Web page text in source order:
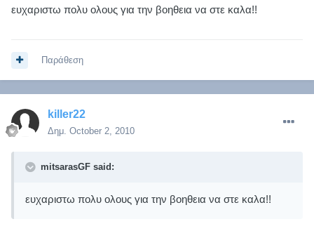
ευχαριστω πολυ ολους για την βοηθεια να στε καλα!!
Παράθεση
killer22
Δημ. October 2, 2010
mitsarasGF said:
ευχαριστω πολυ ολους για την βοηθεια να στε καλα!!